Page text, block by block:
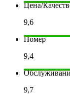
Цена/
9,6
Номер
9,4
9,7